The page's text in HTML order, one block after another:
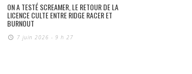
ON A TESTÉ SCREAMER, LE RETOUR DE LA
LICENCE CULTE ENTRE RIDGE RACER ET
BURNOUT
7 juin 2026 - 9 h 27